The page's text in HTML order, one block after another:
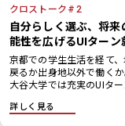
クロストーク 2
自分らしく選ぶ、将来
能性を広げるUIターン
援
京都での学生生活を経て
戻るか出身地以外で働くか
大谷大学では充実のUIター
支えています。
詳しく見る